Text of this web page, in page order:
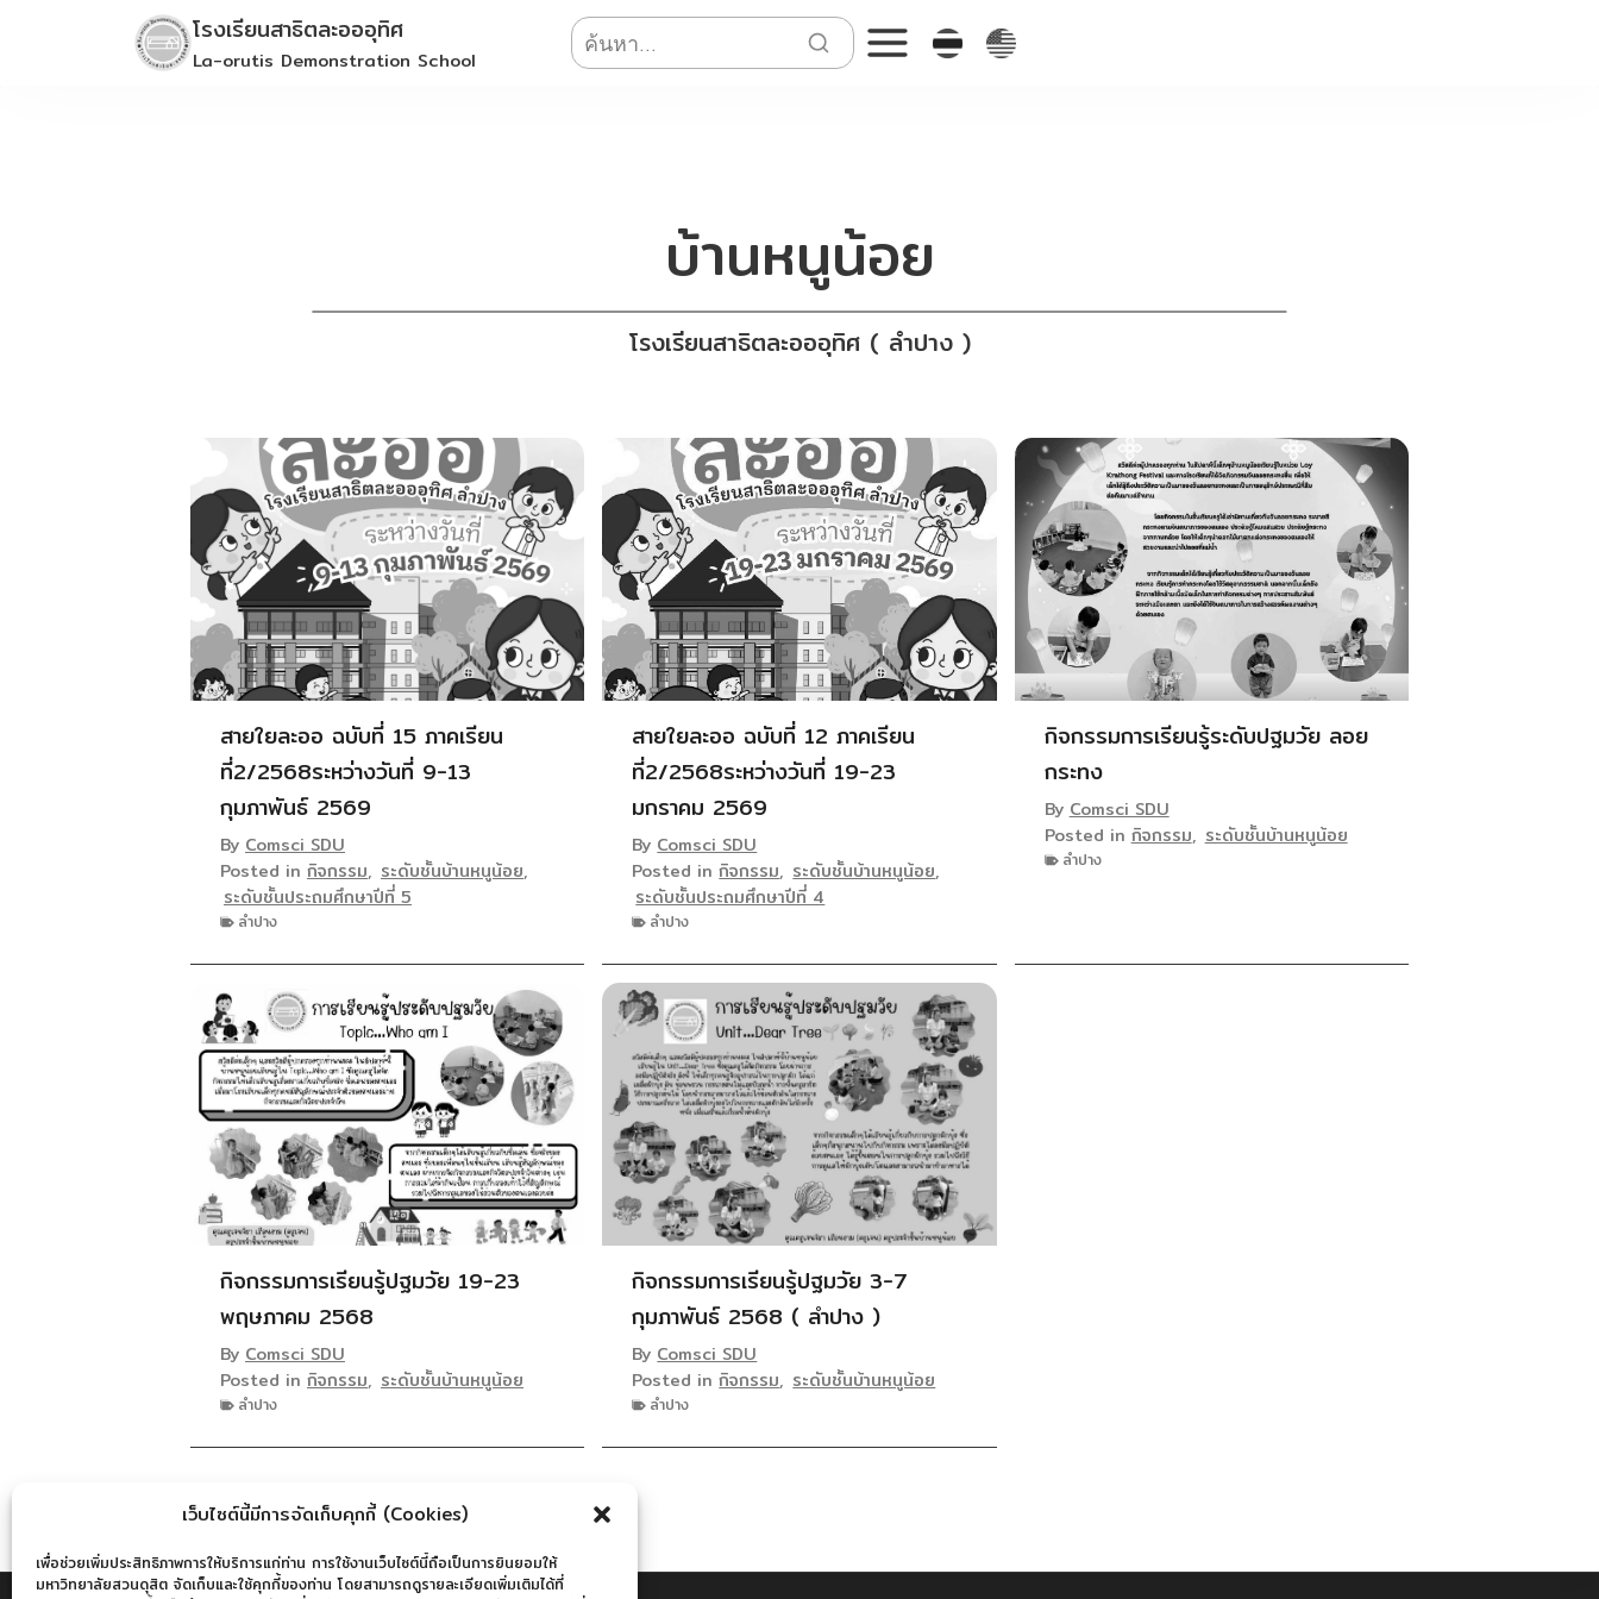
เว็บไซต์นี้มีการจัดเก็บคุกกี้ (Cookies)
เพื่อช่วยเพิ่มประสิทธิภาพการให้บริการแก่ท่าน การใช้งานเว็บไซต์นี้ถือเป็นการยินยอมให้
มหาวิทยาลัยสวนดุสิต จัดเก็บและใช้คุกกี้ของท่าน โดยสามารถดูรายละเอียดเพิ่มเติมได้ที่
โรงเรียนสาธิตละอออุทิศ
La-orutis Demonstration School
บ้านหนูน้อย
โรงเรียนสาธิตละอออุทิศ ( ลำปาง )
สายใยละออ ฉบับที่ 15 ภาคเรียน
ที่2/2568ระหว่างวันที่ 9-13
กุมภาพันธ์ 2569
By Comsci SDU
Posted in กิจกรรม, ระดับชั้นบ้านหนูน้อย,
ระดับชั้นประถมศึกษาปีที่ 5
ลำปาง
สายใยละออ ฉบับที่ 12 ภาคเรียน
ที่2/2568ระหว่างวันที่ 19-23
มกราคม 2569
By Comsci SDU
Posted inกิจกรรม, ระดับชั้นบ้านหนูน้อย,
ระดับชั้นประถมศึกษาปีที่ 4
ลำปาง
กิจกรรมการเรียนรู้ระดับปฐมวัย ลอย
กระทง
By Comsci SDU
Posted in กิจกรรม, ระดับชั้นบ้านหนูน้อย
ลำปาง
กิจกรรมการเรียนรู้ปฐมวัย 19-23
พฤษภาคม 2568
By Comsci SDU
Posted in กิจกรรม, ระดับชั้นบ้านหนูน้อย
ลำปาง
กิจกรรมการเรียนรู้ปฐมวัย 3-7
กุมภาพันธ์ 2568 ( ลำปาง )
By Comsci SDU
Posted inกิจกรรม, ระดับชั้นบ้านหนูน้อย
ลำปาง